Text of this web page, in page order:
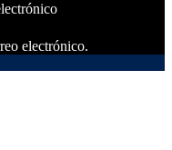
electrónico.